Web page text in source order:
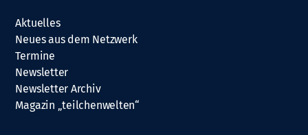
Aktuelles
Neues aus dem Netzwerk
Termine
Newsletter
Newsletter Archiv
Magazin „teilchenwelten“